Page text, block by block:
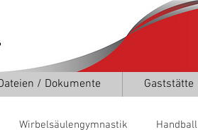
/ Dokumente Gaststätte
Wirbelsäulengymnastik Handball